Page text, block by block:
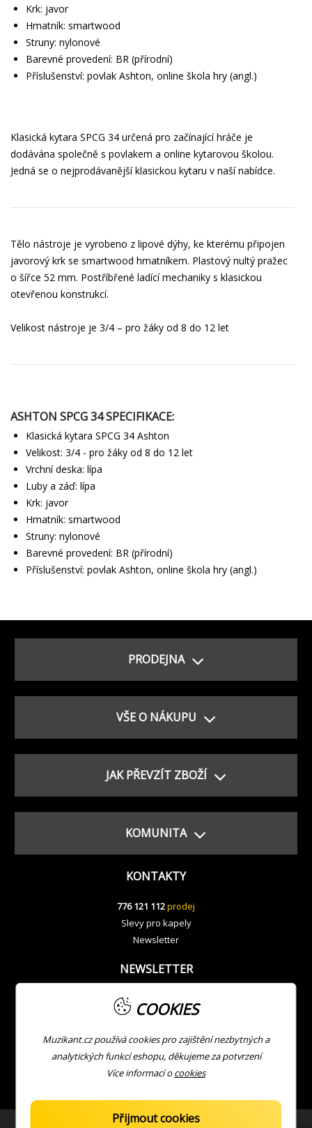
Krk: javor
Hmatník: smartwood
Struny: nylonové
Barevné provedení: BR (přírodní)
Příslušenství: povlak Ashton, online škola hry (angl.)
Klasická kytara SPCG 34 určená pro začínající hráče je
dodávána společně s povlakem a online kytarovou školou.
Jedná se o nejprodávanější klasickou kytaru v naší nabídce.
Tělo nástroje je vyrobeno z lipové dýhy, ke kterému připojen
javorový krk se smartwood hmatníkem. Plastový nultý pražec
o šířce 52 mm. Postříbřené ladící mechaniky s klasickou
otevřenou konstrukcí.
Velikost nástroje je 3/4 – pro žáky od 8 do 12 let
ASHTON SPCG 34 SPECIFIKACE:
Klasická kytara SPCG 34 Ashton
Velikost: 3/4 - pro žáky od 8 do 12 let
Vrchní deska: lípa
Luby a záď: lípa
Krk: javor
Hmatník: smartwood
Struny: nylonové
Barevné provedení: BR (přírodní)
Příslušenství: povlak Ashton, online škola hry (angl.)
PRODEJNA
VŠE O NÁKUPU
JAK PŘEVZÍT ZBOŽÍ
KOMUNITA
KONTAKTY
776 121 112prodej
Slevy pro kapely
Newsletter
NEWSLETTER
COOKIES
Muzikant.cz používá cookies pro zajištění nezbytných a
analytických funkcí eshopu, děkujeme za potvrzení
Více informací ocookies
Přijmout cookies